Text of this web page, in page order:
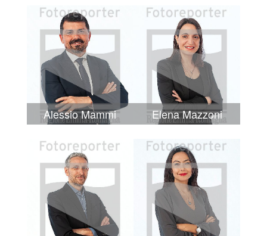
Alessio Mammi Elena Mazzoni